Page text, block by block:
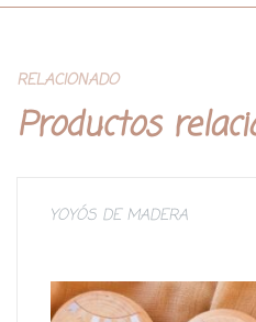
RELACIONADO
Productos
YOYÓS DE MADERA